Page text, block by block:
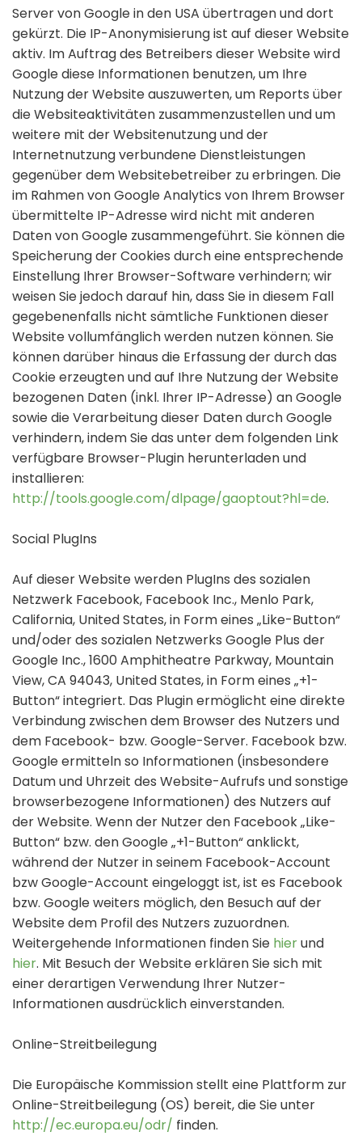
Server von Google in den USA übertragen und dort
gekürzt. Die IP-Anonymisierung ist auf dieser Website
aktiv. Im Auftrag des Betreibers dieser Website wird
Google diese Informationen benutzen, um Ihre
Nutzung der Website auszuwerten, um Reports über
die Websiteaktivitäten zusammenzustellen und um
weitere mit der Websitenutzung und der
Internetnutzung verbundene Dienstleistungen
gegenüber dem Websitebetreiber zu erbringen. Die
im Rahmen von Google Analytics von Ihrem Browser
übermittelte IP-Adresse wird nicht mit anderen
Daten von Google zusammengeführt. Sie können die
Speicherung der Cookies durch eine entsprechende
Einstellung Ihrer Browser-Software verhindern; wir
weisen Sie jedoch darauf hin, dass Sie in diesem Fall
gegebenenfalls nicht sämtliche Funktionen dieser
Website vollumfänglich werden nutzen können. Sie
können darüber hinaus die Erfassung der durch das
Cookie erzeugten und auf Ihre Nutzung der Website
bezogenen Daten (inkl. Ihrer IP-Adresse) an Google
sowie die Verarbeitung dieser Daten durch Google
verhindern, indem Sie das unter dem folgenden Link
verfügbare Browser-Plugin herunterladen und
installieren:
http://tools.google.com/dlpage/gaoptout?hl=de.
Social PlugIns
Auf dieser Website werden PlugIns des sozialen
Netzwerk Facebook, Facebook Inc., Menlo Park,
California, United States, in Form eines „Like-Button“
und/oder des sozialen Netzwerks Google Plus der
Google Inc., 1600 Amphitheatre Parkway, Mountain
View, CA 94043, United States, in Form eines „+1-
Button“ integriert. Das Plugin ermöglicht eine direkte
Verbindung zwischen dem Browser des Nutzers und
dem Facebook- bzw. Google-Server. Facebook bzw.
Google ermitteln so Informationen (insbesondere
Datum und Uhrzeit des Website-Aufrufs und sonstige
browserbezogene Informationen) des Nutzers auf
der Website. Wenn der Nutzer den Facebook „Like-
Button“ bzw. den Google „+1-Button“ anklickt,
während der Nutzer in seinem Facebook-Account
bzw Google-Account eingeloggt ist, ist es Facebook
bzw. Google weiters möglich, den Besuch auf der
Website dem Profil des Nutzers zuzuordnen.
Weitergehende Informationen finden Sie hierund
hier. Mit Besuch der Website erklären Sie sich mit
einer derartigen Verwendung Ihrer Nutzer-
Informationen ausdrücklich einverstanden.
Online-Streitbeilegung
Die Europäische Kommission stellt eine Plattform zur
Online-Streitbeilegung (OS) bereit, die Sie unter
http://ec.europa.eu/odr/ finden.